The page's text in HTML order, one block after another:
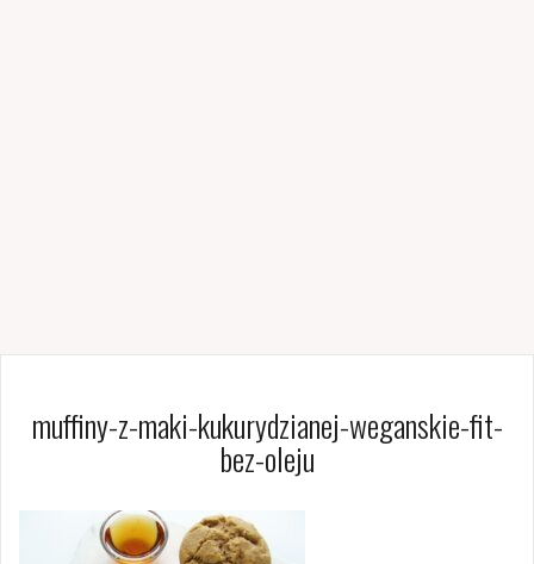
muffiny-z-maki-kukurydzianej-weganskie-fit-
bez-oleju